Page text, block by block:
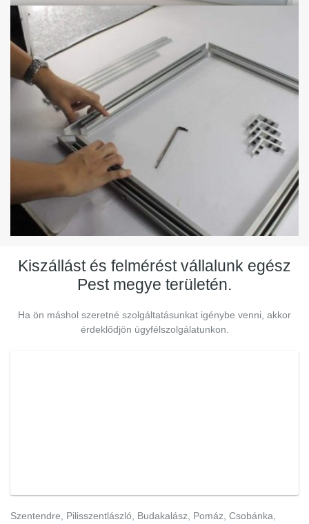
Kiszállást és felmérést vállalunk egész
Pest megye területén.
Ha ön máshol szeretné szolgáltatásunkat igénybe venni, akkor
érdeklődjön ügyfélszolgálatunkon.
Szentendre, Pilisszentlászló, Budakalász, Pomáz, Csobánka,